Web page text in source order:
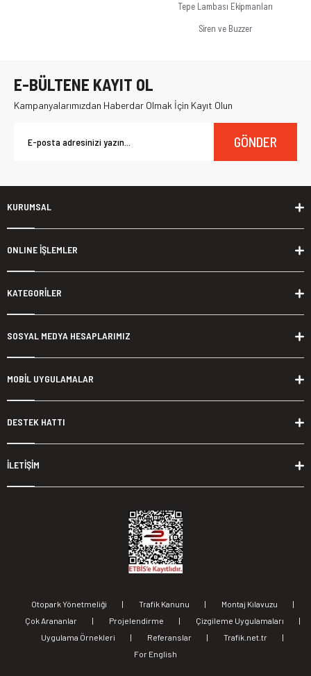
Tepe Lambası Ekipmanları
Siren ve Buzzer
E-BÜLTENE KAYIT OL
Kampanyalarımızdan Haberdar Olmak İçin Kayıt Olun
GÖNDER
KURUMSAL
ONLINE İŞLEMLER
KATEGORİLER
SOSYAL MEDYA HESAPLARIMIZ
MOBİL UYGULAMALAR
DESTEK HATTI
İLETİŞİM
Otopark Yönetmeliği | Trafik Kanunu | Montaj Kılavuzu
|
Çok Arananlar
| Projelendirme | Çizgileme Uygulamaları
|
Uygulama Örnekleri
| Referanslar | Trafik.net.tr
|
For English